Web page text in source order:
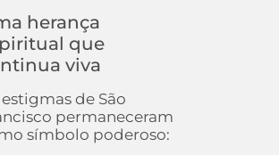
herança
que
viva
estigmas de São
permaneceram
símbolo poderoso: